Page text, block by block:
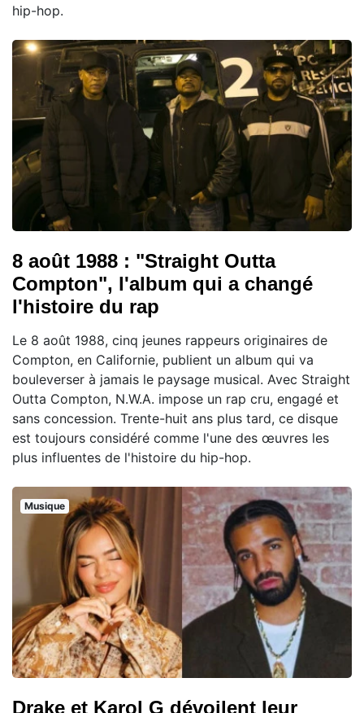
hip-hop.
8 août 1988 : "Straight Outta
Compton", l'album qui a changé
l'histoire du rap
Le 8 août 1988, cinq jeunes rappeurs originaires de
Compton, en Californie, publient un album qui va
bouleverser à jamais le paysage musical. Avec Straight
Outta Compton, N.W.A. impose un rap cru, engagé et
sans concession. Trente-huit ans plus tard, ce disque
est toujours considéré comme l'une des œuvres les
plus influentes de l'histoire du hip-hop.
Musique
Drake et Karol G dévoilent leur